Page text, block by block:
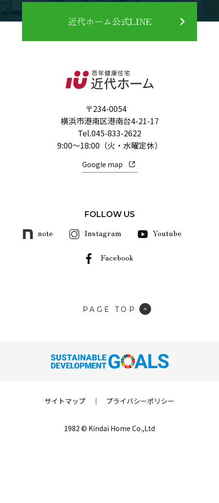
近代ホーム公式LINE
〒234-0054
横浜市港南区港南台4-21-17
Tel.045-833-2622
9:00～18:00（火・水曜定休）
Google map
FOLLOW US
note Instagram Youtube
Facebook
PAGE TOP
サイトマップ ｜ プライバシーポリシー
1982 © Kindai Home Co.,Ltd